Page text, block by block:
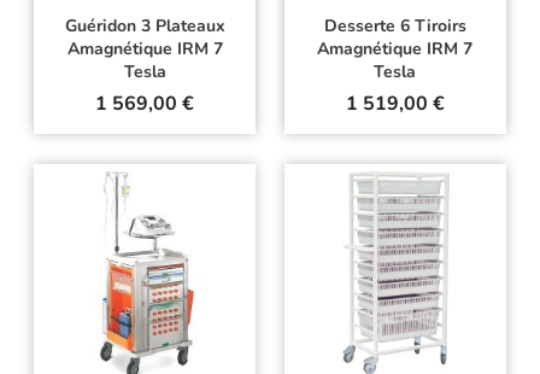
Guéridon 3 Plateaux
Amagnétique IRM 7
Tesla
Prix
1 569,00 €
Desserte 6 Tiroirs
Amagnétique IRM 7
Tesla
Prix
1 519,00 €